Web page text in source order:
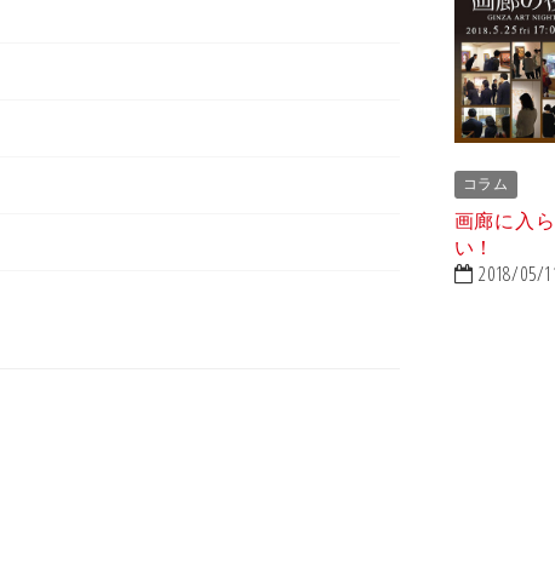
コラム
画廊に入
い！
2018/05/